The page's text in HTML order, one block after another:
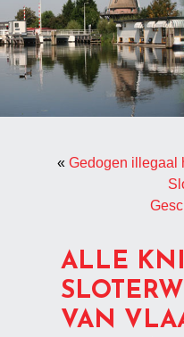
« Gedogen illegaal
ALLE
VAN